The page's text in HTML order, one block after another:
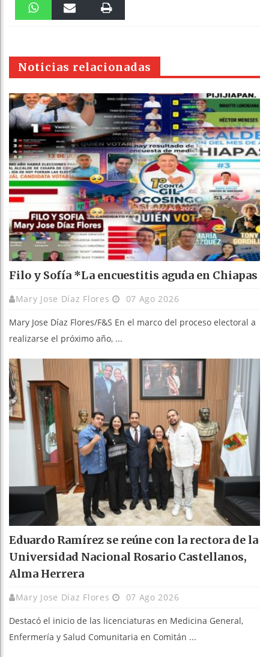
Faceboo Twitter Stumble
pt
Noticias relacionadas
Filo y Sofía *La encuestitis aguda en Chiapas
Mary Jose Díaz Flores 07 Ago 2026
Mary Jose Díaz Flores/F&S En el marco del proceso electoral a
realizarse el próximo año, ...
Eduardo Ramírez se reúne con la rectora de la
Universidad Nacional Rosario Castellanos,
Alma Herrera
Mary Jose Díaz Flores 07 Ago 2026
Destacó el inicio de las licenciaturas en Medicina General,
Enfermería y Salud Comunitaria en Comitán ...